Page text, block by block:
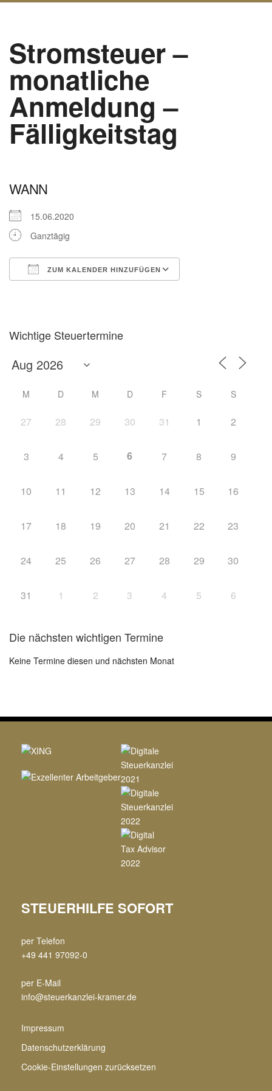
Stromsteuer –
monatliche
Anmeldung –
Fälligkeitstag
WANN
15.06.2020
Ganztägig
ZUM KALENDER HINZUFÜGEN
Wichtige Steuertermine
M D M D F S S
27 28 29 30 31 1 2
3 4 5 6 7 8 9
10 11 12 13 14 15 16
17 18 19 20 21 22 23
24 25 26 27 28 29 30
31 1 2 3 4 5 6
Die nächsten wichtigen Termine
Keine Termine diesen und nächsten Monat
STEUERHILFE SOFORT
per Telefon
+49 441 97092-0
per E-Mail
info@steuerkanzlei-kramer.de
Impressum
Datenschutzerklärung
Cookie-Einstellungen zurücksetzen